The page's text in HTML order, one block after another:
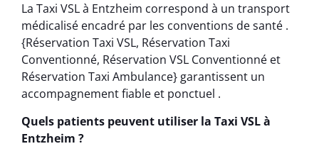
La Taxi VSL à Entzheim correspond à un transport
médicalisé encadré par les conventions de santé .
{Réservation Taxi VSL, Réservation Taxi
Conventionné, Réservation VSL Conventionné et
Réservation Taxi Ambulance} garantissent un
accompagnement fiable et ponctuel .
Quels patients peuvent utiliser la Taxi VSL à
Entzheim ?